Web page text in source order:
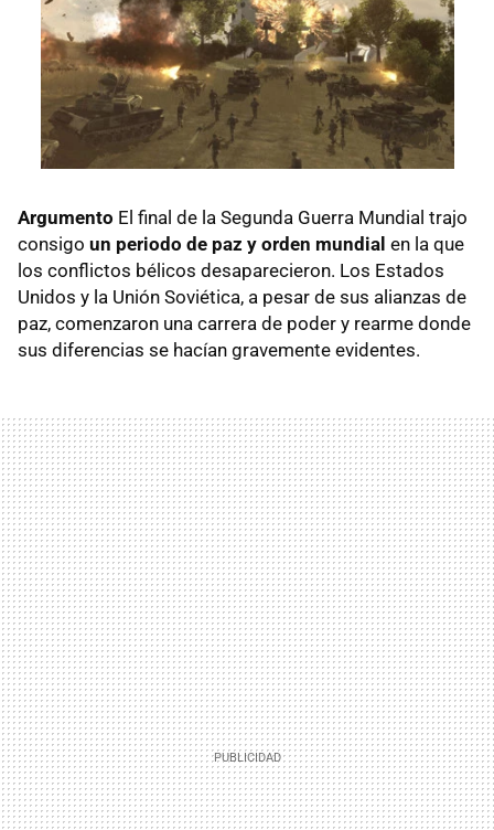
Argumento El final de la Segunda Guerra Mundial trajo
consigo un periodo de paz y orden mundial en la que
los conflictos bélicos desaparecieron. Los Estados
Unidos y la Unión Soviética, a pesar de sus alianzas de
paz, comenzaron una carrera de poder y rearme donde
sus diferencias se hacían gravemente evidentes.